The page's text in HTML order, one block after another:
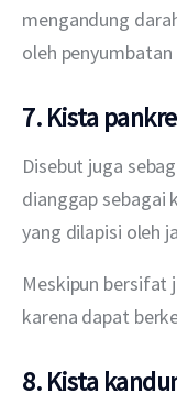
mengandung
oleh penyumbatan
7. Kista
Disebut juga
dianggap sebagai
yang dilapisi oleh
Meskipun bersifat
karena dapat
8. Kista